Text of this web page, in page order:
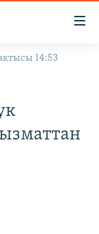
14:53